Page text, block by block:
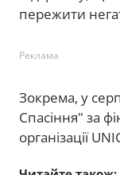
пережити
Реклама
Зокрема, у
Спасіння" за
організації